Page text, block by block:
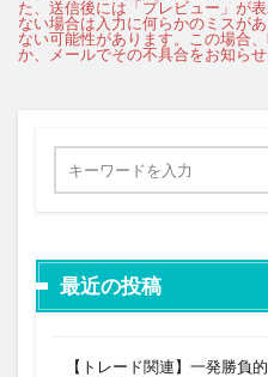
最近の投稿
【トレード関連】一発勝負